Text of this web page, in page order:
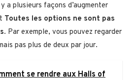
a plusieurs façons d’augmenter
Toutes les options ne sont pas
. Par exemple, vous pouvez regarder
pas plus de deux par jour.
se rendre aux Halls of